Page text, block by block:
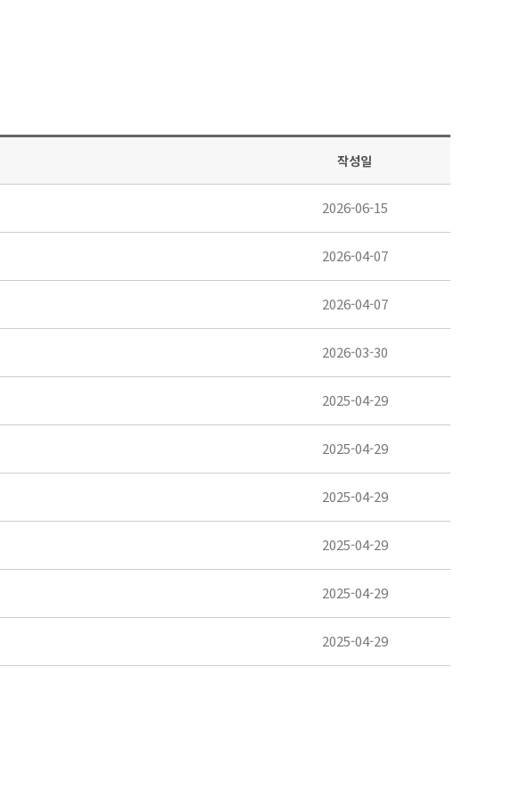
작성일
2026-06-15
2026-04-07
2026-04-07
2026-03-30
2025-04-29
2025-04-29
2025-04-29
2025-04-29
2025-04-29
2025-04-29